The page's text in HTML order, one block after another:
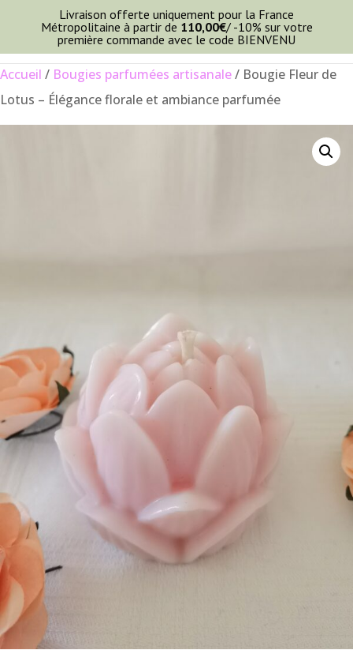
Accueil / Bougies parfumées artisanale/ Bougie Fleur de
Lotus – Élégance florale et ambiance parfumée
Livraison offerte uniquement pour la France
Métropolitaine à partir de 110,00€/ -10% sur votre
première commande avec le code BIENVENU